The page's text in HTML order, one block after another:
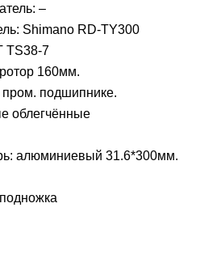
–
Shimano RD-TY300
TS38-7
160мм.
пром. подшипнике.
облегчённые
алюминиевый 31.6*300мм.